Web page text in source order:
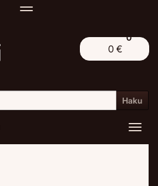
Navigaatio
0 €
0
Haku